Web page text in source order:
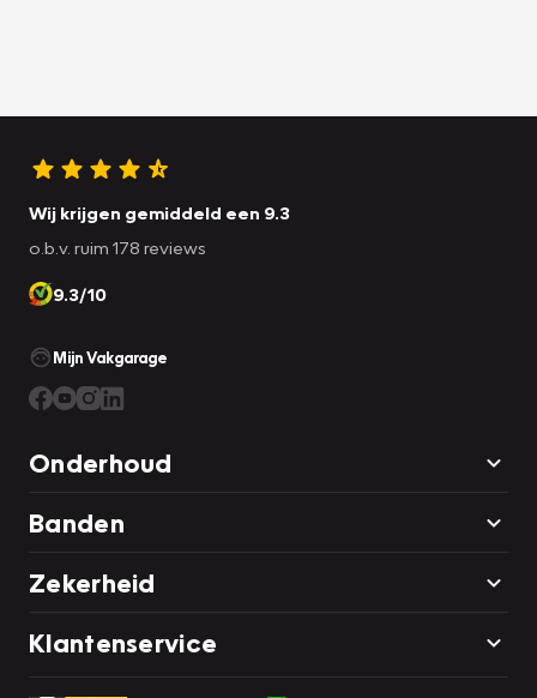
Wij krijgen gemiddeld een 9.3
o.b.v. ruim 178 reviews
9.3/10
Mijn Vakgarage
Onderhoud
Banden
Zekerheid
Klantenservice